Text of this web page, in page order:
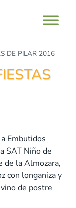
DE PILAR 2016
Embutidos
SAT Niño de
de la Almozara,
con longaniza y
de postre